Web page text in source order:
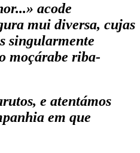
acode
mui diversa, cujas
singularmente
moçárabe riba­
e atentámos
em que